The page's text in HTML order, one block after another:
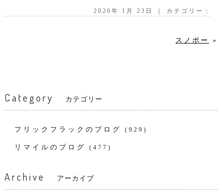
2020年 1月 23日 ｜ カテゴリー：
スノボー »
Category カテゴリー
フリックフラックのブログ (929)
リマイルのブログ (477)
Archive アーカイブ